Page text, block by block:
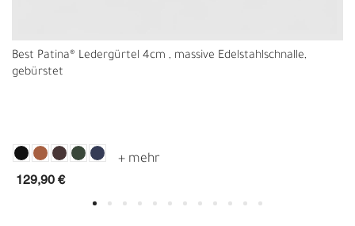
Best Patina® Ledergürtel 4cm , massive Edelstahlschnalle,
gebürstet
129,90 €